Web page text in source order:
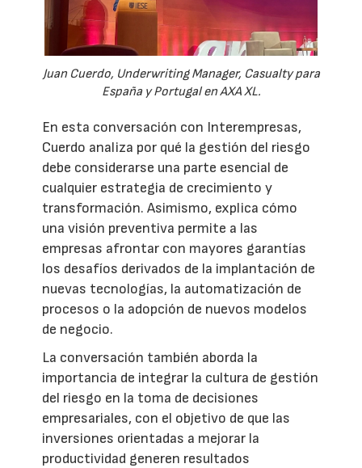
Juan Cuerdo, Underwriting Manager, Casualty para
España y Portugal en AXA XL.
En esta conversación con Interempresas,
Cuerdo analiza por qué la gestión del riesgo
debe considerarse una parte esencial de
cualquier estrategia de crecimiento y
transformación. Asimismo, explica cómo
una visión preventiva permite a las
empresas afrontar con mayores garantías
los desafíos derivados de la implantación de
nuevas tecnologías, la automatización de
procesos o la adopción de nuevos modelos
de negocio.
La conversación también aborda la
importancia de integrar la cultura de gestión
del riesgo en la toma de decisiones
empresariales, con el objetivo de que las
inversiones orientadas a mejorar la
productividad generen resultados